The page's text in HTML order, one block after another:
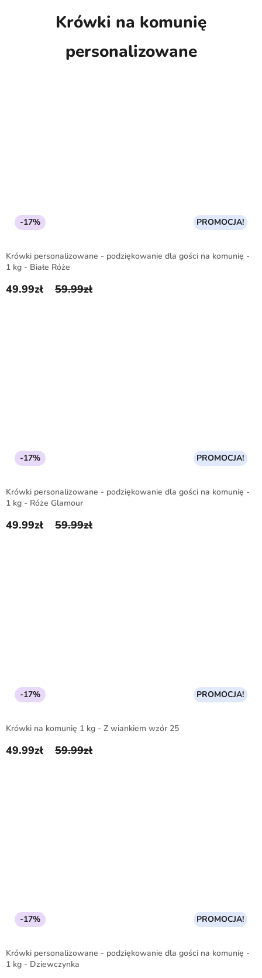
Krówki na komunię
personalizowane
-17% PROMOCJA!
Krówki personalizowane - podziękowanie dla gości na komunię -
1 kg - Białe Róże
59.99zł
Pierwotna cena wynosiła: 59.99zł.
49.99zł
Aktualna cena wynosi: 49.99zł.
-17% PROMOCJA!
Krówki personalizowane - podziękowanie dla gości na komunię -
1 kg - Róże Glamour
59.99zł
Pierwotna cena wynosiła: 59.99zł.
49.99zł
Aktualna cena wynosi: 49.99zł.
-17% PROMOCJA!
Krówki na komunię 1 kg - Z wiankiem wzór 25
59.99zł
Pierwotna cena wynosiła: 59.99zł.
49.99zł
Aktualna cena wynosi: 49.99zł.
-17% PROMOCJA!
Krówki personalizowane - podziękowanie dla gości na komunię -
1 kg - Dziewczynka